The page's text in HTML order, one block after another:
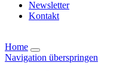
Newsletter
Kontakt
Home
Navigation überspringen